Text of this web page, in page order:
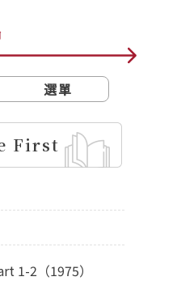
選單
First
1-2（1975）